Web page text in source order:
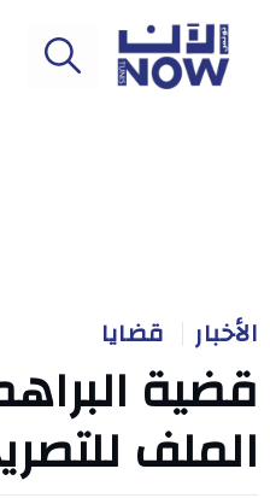
الأخبار قضايا
قضية
الملف